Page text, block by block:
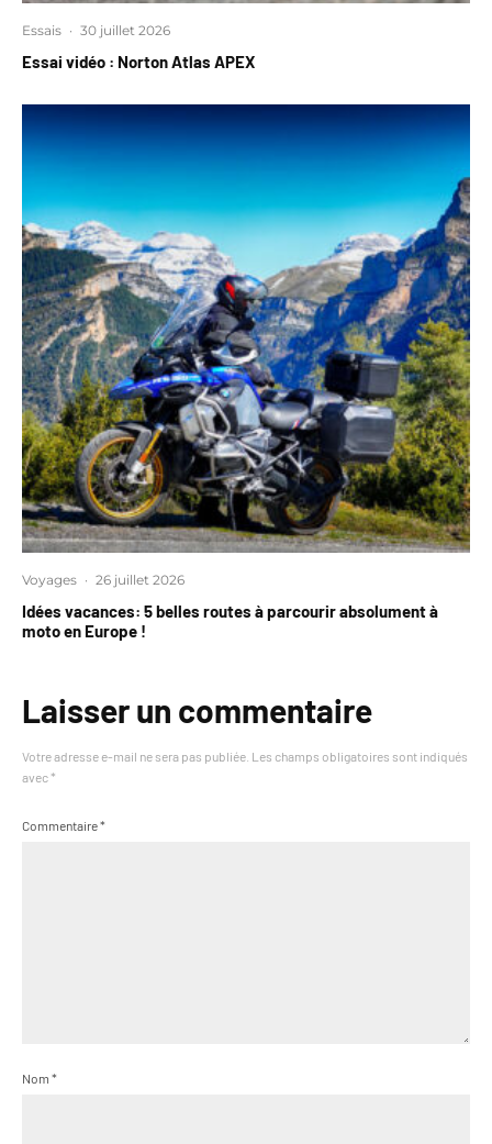
Essais · 30 juillet 2026
Essai vidéo : Norton Atlas APEX
Voyages · 26 juillet 2026
Idées vacances: 5 belles routes à parcourir absolument à
moto en Europe !
Laisser un commentaire
Votre adresse e-mail ne sera pas publiée. Les champs obligatoires sont indiqués
avec *
Commentaire*
Nom *